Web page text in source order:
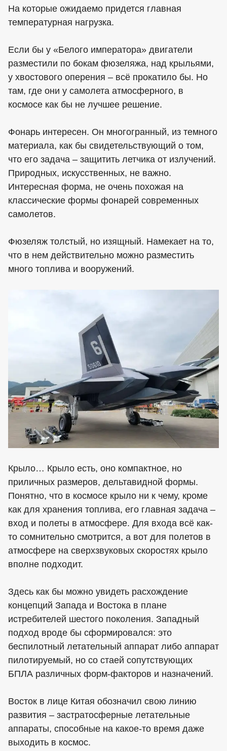
На которые ожидаемо придется главная
температурная нагрузка.
Если бы у «Белого императора» двигатели
разместили по бокам фюзеляжа, над крыльями,
у хвостового оперения – всё прокатило бы. Но
там, где они у самолета атмосферного, в
космосе как бы не лучшее решение.
Фонарь интересен. Он многогранный, из темного
материала, как бы свидетельствующий о том,
что его задача – защитить летчика от излучений.
Природных, искусственных, не важно.
Интересная форма, не очень похожая на
классические формы фонарей современных
самолетов.
Фюзеляж толстый, но изящный. Намекает на то,
что в нем действительно можно разместить
много топлива и вооружений.
Крыло… Крыло есть, оно компактное, но
приличных размеров, дельтавидной формы.
Понятно, что в космосе крыло ни к чему, кроме
как для хранения топлива, его главная задача –
вход и полеты в атмосфере. Для входа всё как-
то сомнительно смотрится, а вот для полетов в
атмосфере на сверхзвуковых скоростях крыло
вполне подходит.
Здесь как бы можно увидеть расхождение
концепций Запада и Востока в плане
истребителей шестого поколения. Западный
подход вроде бы сформировался: это
беспилотный летательный аппарат либо аппарат
пилотируемый, но со стаей сопутствующих
БПЛА различных форм-факторов и назначений.
Восток в лице Китая обозначил свою линию
развития – застратосферные летательные
аппараты, способные на какое-то время даже
выходить в космос.